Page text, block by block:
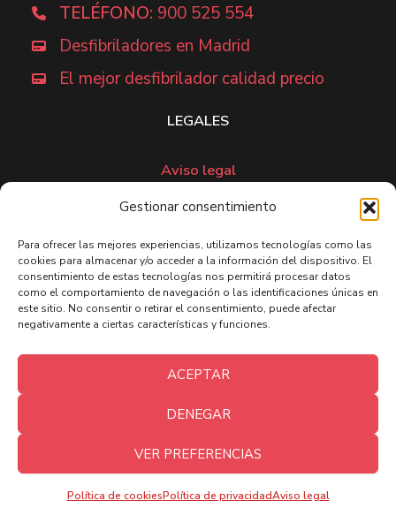
Gestionar consentimiento
Para ofrecer las mejores experiencias, utilizamos tecnologías como las
cookies para almacenar y/o acceder a la información del dispositivo. El
consentimiento de estas tecnologías nos permitirá procesar datos
como el comportamiento de navegación o las identificaciones únicas en
este sitio. No consentir o retirar el consentimiento, puede afectar
negativamente a ciertas características y funciones.
ACEPTAR
DENEGAR
VER PREFERENCIAS
Política de cookiesPolítica de privacidadAviso legal
TELÉFONO: 900 525 554
Desfibriladores en Madrid
El mejor desfibrilador calidad precio
LEGALES
Aviso legal
Política de cookies
Declaración de accesibilidad
derechos reservados - Web gestionada por